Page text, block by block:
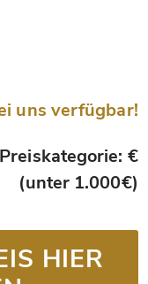
uns verfügbar!
Preiskategorie: €
(unter 1.000€)
HIER